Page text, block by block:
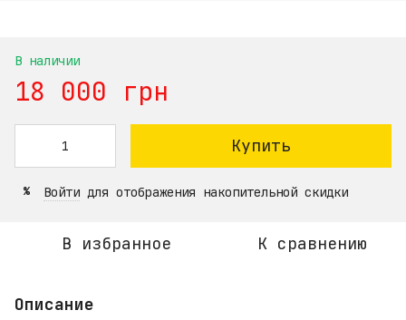
В наличии
18 000 грн
Купить
% Войти для отображения накопительной скидки
В избранное К сравнению
Описание